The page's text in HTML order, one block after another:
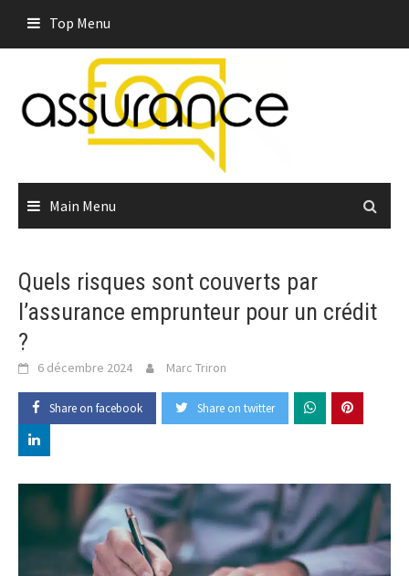
content
Top Menu
Main Menu
Quels risques sont couverts par
l’assurance emprunteur pour un crédit
?
6 décembre 2024 Marc Triron
Share on facebook Share on twitter